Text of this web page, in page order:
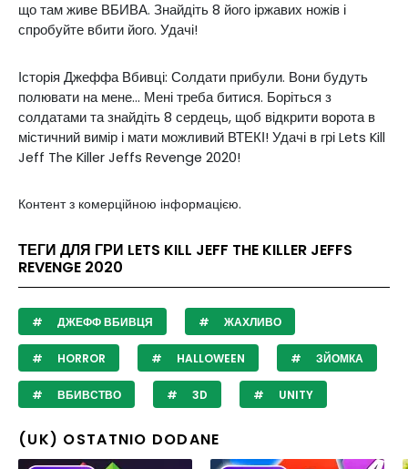
що там живе ВБИВА. Знайдіть 8 його іржавих ножів і
спробуйте вбити його. Удачі!
Історія Джеффа Вбивці: Солдати прибули. Вони будуть
полювати на мене... Мені треба битися. Боріться з
солдатами та знайдіть 8 сердець, щоб відкрити ворота в
містичний вимір і мати можливий ВТЕКІ! Удачі в грі Lets Kill
Jeff The Killer Jeffs Revenge 2020!
Контент з комерційною інформацією.
ТЕГИ ДЛЯ ГРИ LETS KILL JEFF THE KILLER JEFFS
REVENGE 2020
ДЖЕФФ ВБИВЦЯ ЖАХЛИВО
HORROR HALLOWEEN ЗЙОМКА
ВБИВСТВО 3D UNITY
(UK) OSTATNIO DODANE